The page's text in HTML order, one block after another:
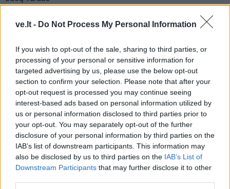
ve.lt - Do Not Process My Personal Information
If you wish to opt-out of the sale, sharing to third parties, or
processing of your personal or sensitive information for
targeted advertising by us, please use the below opt-out
section to confirm your selection. Please note that after your
opt-out request is processed you may continue seeing
interest-based ads based on personal information utilized by
us or personal information disclosed to third parties prior to
your opt-out. You may separately opt-out of the further
disclosure of your personal information by third parties on the
IAB’s list of downstream participants. This information may
also be disclosed by us to third parties on the IAB’s List of
Downstream Participants that may further disclose it to other
Komentaras
Sutinku sutaisyklėmis
This site is protected by
reCAPTCHA and the Google